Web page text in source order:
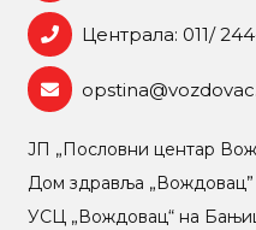
Централа: 011/
ЈП „Пословни центар
Дом здравља „Вождовац”
УСЦ „Вождовац“ на